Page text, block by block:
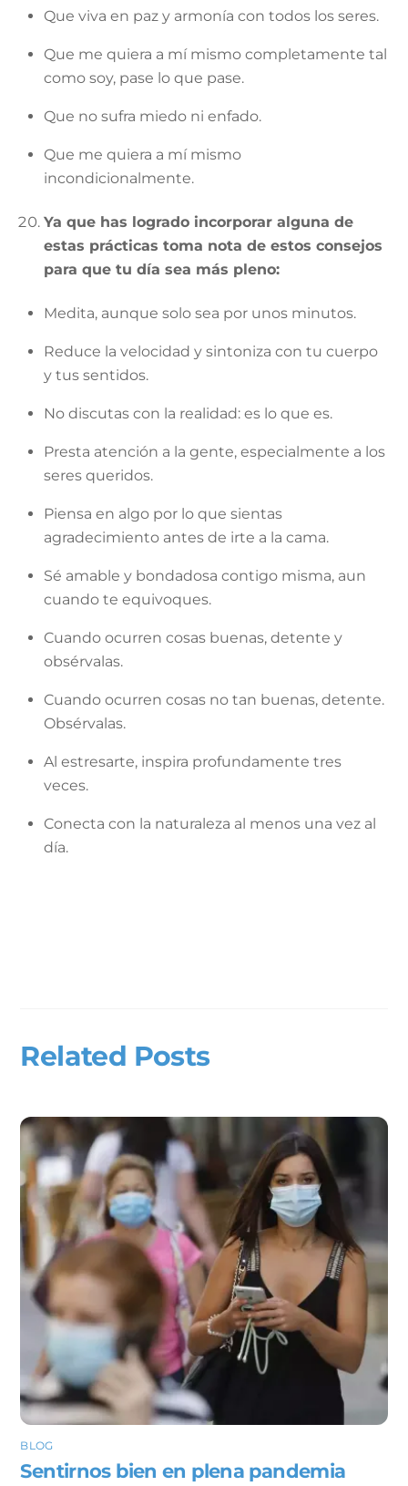
Que viva en paz y armonía con todos los seres.
Que me quiera a mí mismo completamente tal
como soy, pase lo que pase.
Que no sufra miedo ni enfado.
Que me quiera a mí mismo
incondicionalmente.
Ya que has logrado incorporar alguna de
estas prácticas toma nota de estos consejos
para que tu día sea más pleno:
Medita, aunque solo sea por unos minutos.
Reduce la velocidad y sintoniza con tu cuerpo
y tus sentidos.
No discutas con la realidad: es lo que es.
Presta atención a la gente, especialmente a los
seres queridos.
Piensa en algo por lo que sientas
agradecimiento antes de irte a la cama.
Sé amable y bondadosa contigo misma, aun
cuando te equivoques.
Cuando ocurren cosas buenas, detente y
obsérvalas.
Cuando ocurren cosas no tan buenas, detente.
Obsérvalas.
Al estresarte, inspira profundamente tres
veces.
Conecta con la naturaleza al menos una vez al
día.
Related Posts
BLOG
Sentirnos bien en plena pandemia